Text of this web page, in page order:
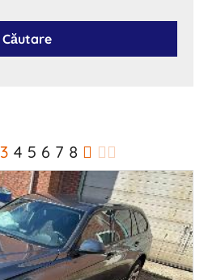
Căutare
3 4 5 6 7 8